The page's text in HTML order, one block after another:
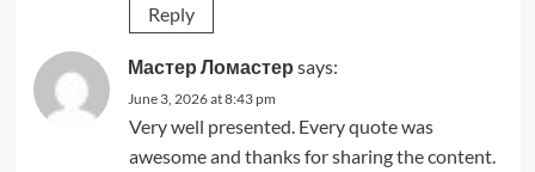
Reply
Мастер Ломастер says:
June 3, 2026 at 8:43 pm
Very well presented. Every quote was
awesome and thanks for sharing the content.